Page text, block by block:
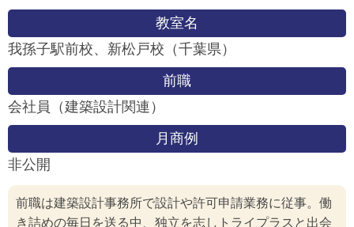
教室名
我孫子駅前校、新松戸校（千葉県）
前職
会社員（建築設計関連）
月商例
非公開
前職は建築設計事務所で設計や許可申請業務に従事。働
き詰めの毎日を送る中、独立を志しトライプラスと出会